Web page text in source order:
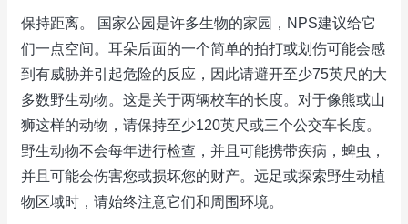
保持距离。 国家公园是许多生物的家园，NPS建议给它
们一点空间。耳朵后面的一个简单的拍打或划伤可能会感
到有威胁并引起危险的反应，因此请避开至少75英尺的大
多数野生动物。这是关于两辆校车的长度。对于像熊或山
狮这样的动物，请保持至少120英尺或三个公交车长度。
野生动物不会每年进行检查，并且可能携带疾病，蜱虫，
并且可能会伤害您或损坏您的财产。远足或探索野生动植
物区域时，请始终注意它们和周围环境。